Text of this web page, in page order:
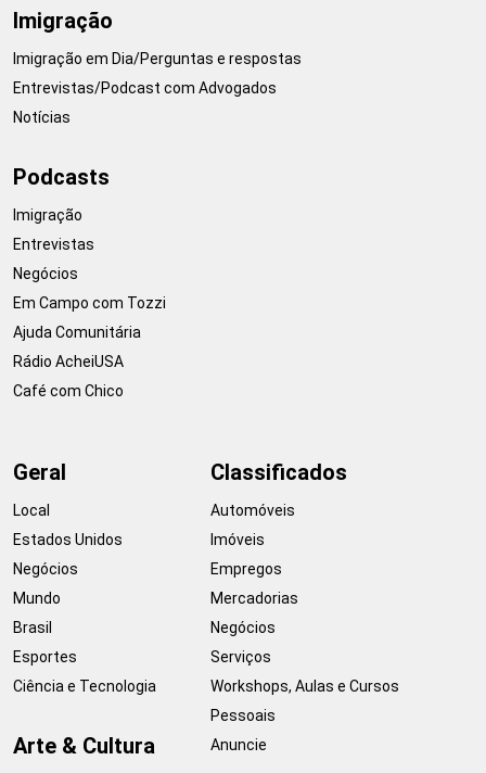
Imigração
Imigração em Dia/Perguntas e respostas
Entrevistas/Podcast com Advogados
Notícias
Podcasts
Imigração
Entrevistas
Negócios
Em Campo com Tozzi
Ajuda Comunitária
Rádio AcheiUSA
Café com Chico
Geral
Local
Estados Unidos
Negócios
Mundo
Brasil
Esportes
Ciência e Tecnologia
Arte & Cultura
Classificados
Automóveis
Imóveis
Empregos
Mercadorias
Negócios
Serviços
Workshops, Aulas e Cursos
Pessoais
Anuncie